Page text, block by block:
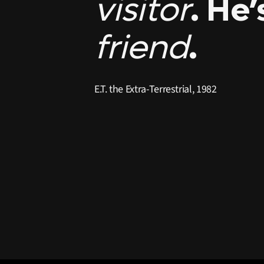
visitor.
friend.
E.T. the Extra-Terrestrial, 1982